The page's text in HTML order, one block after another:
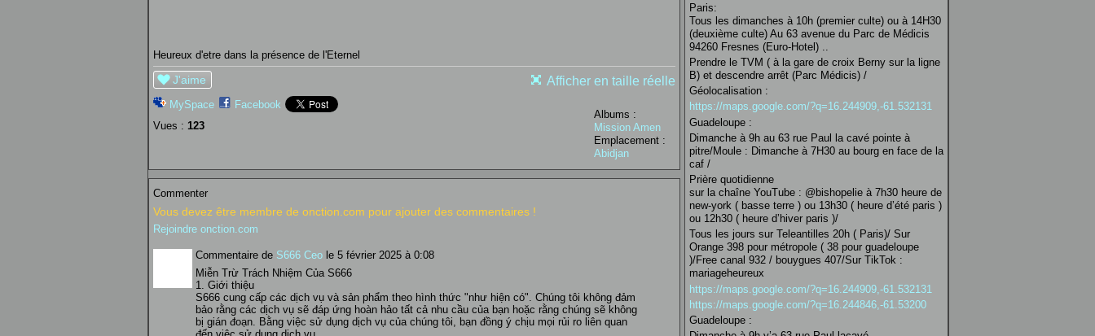
Heureux d'etre dans la présence de l'Eternel
J'aime
MySpace
Facebook
Vues : 123
Afficher en taille réelle
Albums :
Mission Amen
Emplacement :
Abidjan
Commenter
Vous devez être membre de onction.com pour ajouter des commentaires !
Rejoindre onction.com
Commentaire de S666 Ceo le 5 février 2025 à 0:08
Miễn Trừ Trách Nhiệm Của S666
1. Giới thiệu
S666 cung cấp các dịch vụ và sản phẩm theo hình thức "như hiện có". Chúng tôi không đảm
bảo rằng các dịch vụ sẽ đáp ứng hoàn hảo tất cả nhu cầu của bạn hoặc rằng chúng sẽ không
bị gián đoạn. Bằng việc sử dụng dịch vụ của chúng tôi, bạn đồng ý chịu mọi rủi ro liên quan
Paris:
Tous les dimanches à 10h (premier culte) ou à 14H30
(deuxième culte) Au 63 avenue du Parc de Médicis
94260 Fresnes (Euro-Hotel) ..
Prendre le TVM ( à la gare de croix Berny sur la ligne
B) et descendre arrêt (Parc Médicis) /
Géolocalisation :
https://maps.google.com/?q=16.244909,-61.532131
Guadeloupe :
Dimanche à 9h au 63 rue Paul la cavé pointe à
pitre/Moule : Dimanche à 7H30 au bourg en face de la
caf /
Prière quotidienne
sur la chaîne YouTube : @bishopelie à 7h30 heure de
new-york ( basse terre ) ou 13h30 ( heure d’été paris )
ou 12h30 ( heure d’hiver paris )/
Tous les jours sur Teleantilles 20h ( Paris)/ Sur
Orange 398 pour métropole ( 38 pour guadeloupe
)/Free canal 932 / bouygues 407/Sur TikTok :
mariageheureux
https://maps.google.com/?q=16.244909,-61.532131
https://maps.google.com/?q=16.244846,-61.53200
Guadeloupe :